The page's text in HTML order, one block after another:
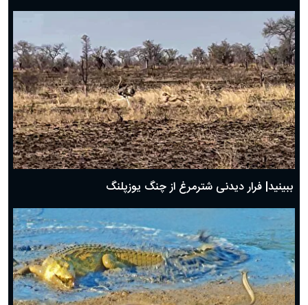
ببینید| فرار دیدنی شترمرغ از چنگ یوزپلنگ